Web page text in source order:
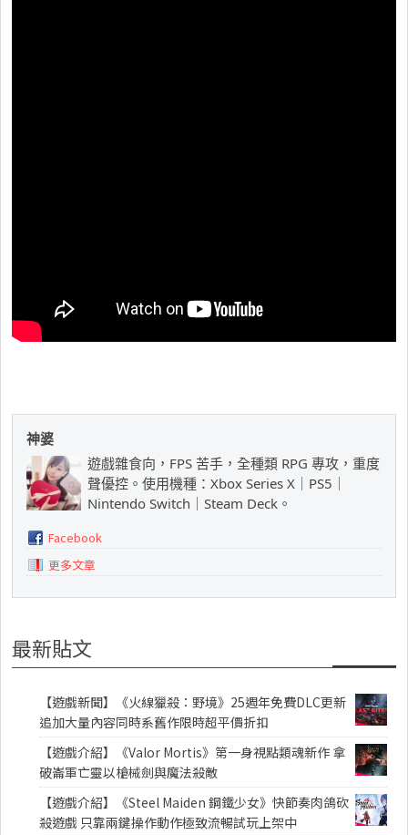
神婆
遊戲雜食向，FPS 苦手，全種類 RPG 專攻，重度
聲優控。使用機種：Xbox Series X｜PS5｜
Nintendo Switch｜Steam Deck。
Facebook
更多文章
最新貼文
【遊戲新聞】《火線獵殺：野境》25週年免費DLC更新
追加大量內容同時系舊作限時超平價折扣
【遊戲介紹】《Valor Mortis》第一身視點類魂新作 拿
破崙軍亡靈以槍械劍與魔法殺敵
【遊戲介紹】《Steel Maiden 鋼鐵少女》快節奏肉鴿砍
殺遊戲 只靠兩鍵操作動作極致流暢試玩上架中